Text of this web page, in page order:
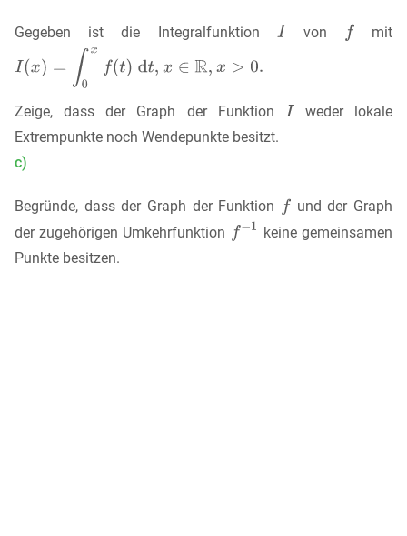
Gegeben ist die Integralfunktion von mit
Zeige, dass der Graph der Funktion
weder lokale
Extrempunkte noch Wendepunkte besitzt.
c)
Begründe, dass der Graph der Funktion
und der Graph
der zugehörigen Umkehrfunktion
keine gemeinsamen
Punkte besitzen.